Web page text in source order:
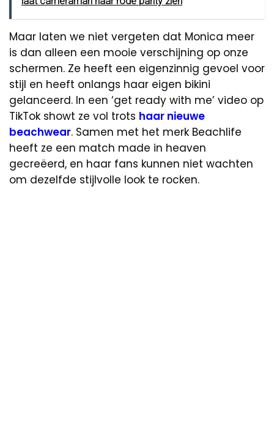
Maar laten we niet vergeten dat Monica meer
is dan alleen een mooie verschijning op onze
schermen. Ze heeft een eigenzinnig gevoel voor
stijl en heeft onlangs haar eigen bikini
gelanceerd. In een ‘get ready with me’ video op
TikTok showt ze vol trots haar nieuwe
beachwear. Samen met het merk Beachlife
heeft ze een match made in heaven
gecreëerd, en haar fans kunnen niet wachten
om dezelfde stijlvolle look te rocken.